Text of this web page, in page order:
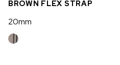
BROWN FLEX STRAP
20mm